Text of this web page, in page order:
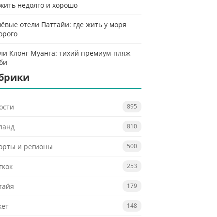
недолго и хорошо
отели Паттайи: где жить у моря
Клонг Муанга: тихий премиум-пляж
895
810
и регионы 500
253
179
148